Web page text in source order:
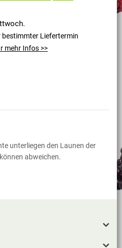
bestimmter Liefertermin
mehr Infos >>
unterliegen den Launen der
abweichen.